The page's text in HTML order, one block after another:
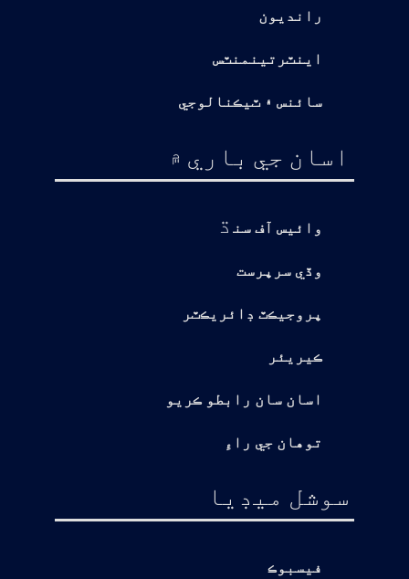
رانديون
اينٽرتينمنٽس
سائنس ۽ ٽيڪنالوجي
اسان جي باري ۾
وائيس آف سن ڌ
وڏي سرپرست
پروجيڪٽ ڊائريڪٽر
ڪيريئر
اسان سان رابطو ڪريو
توهان جي راءِ
سوشل ميڊيا
فيسبوڪ